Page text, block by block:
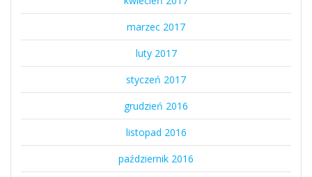
marzec 2017
luty 2017
styczeń 2017
grudzień 2016
listopad 2016
październik 2016